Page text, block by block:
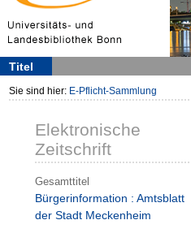
Titel
Sie sind hier: E-Pflicht-Sammlung
Elektronische
Zeitschrift
Gesamttitel
Bürgerinformation : Amtsblatt
der Stadt Meckenheim